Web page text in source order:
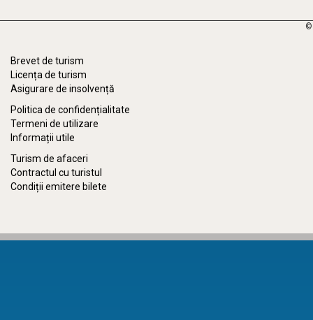
©
Brevet de turism
Licența de turism
Asigurare de insolvență
Politica de confidențialitate
Termeni de utilizare
Informații utile
Turism de afaceri
Contractul cu turistul
Condiții emitere bilete